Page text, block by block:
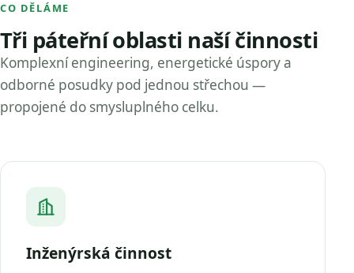
CO DĚLÁME
Tři páteřní oblasti naší činnosti
Komplexní engineering, energetické úspory a
odborné posudky pod jednou střechou —
propojené do smysluplného celku.
Inženýrská činnost